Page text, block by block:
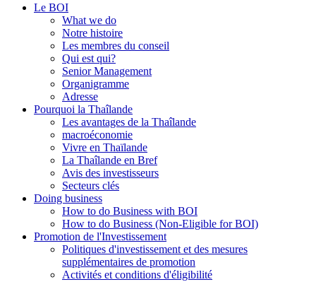
Le BOI
What we do
Notre histoire
Les membres du conseil
Qui est qui?
Senior Management
Organigramme
Adresse
Pourquoi la Thaîlande
Les avantages de la Thaîlande
macroéconomie
Vivre en Thaïlande
La Thaîlande en Bref
Avis des investisseurs
Secteurs clés
Doing business
How to do Business with BOI
How to do Business (Non-Eligible for BOI)
Promotion de l'Investissement
Politiques d'investissement et des mesures
supplémentaires de promotion
Activités et conditions d'éligibilité